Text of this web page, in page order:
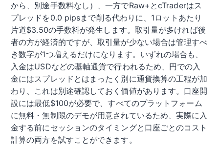
から、別途手数料なし）、一方でRaw+とcTraderはス
プレッドを0.0 pipsまで削る代わりに、1ロットあたり
片道$3.50の手数料が発生します。取引量が多ければ後
者の方が経済的ですが、取引量が少ない場合は管理すべ
き数字が1つ増えるだけになります。いずれの場合も、
入金はUSDなどの基軸通貨で行われるため、円での入
金にはスプレッドとはまったく別に通貨換算の工程が加
わり、これは別途確認しておく価値があります。口座開
設には最低$100が必要で、すべてのプラットフォーム
に無料・無制限のデモが用意されているため、実際に入
金する前にセッションのタイミングと口座ごとのコスト
計算の両方を試すことができます。